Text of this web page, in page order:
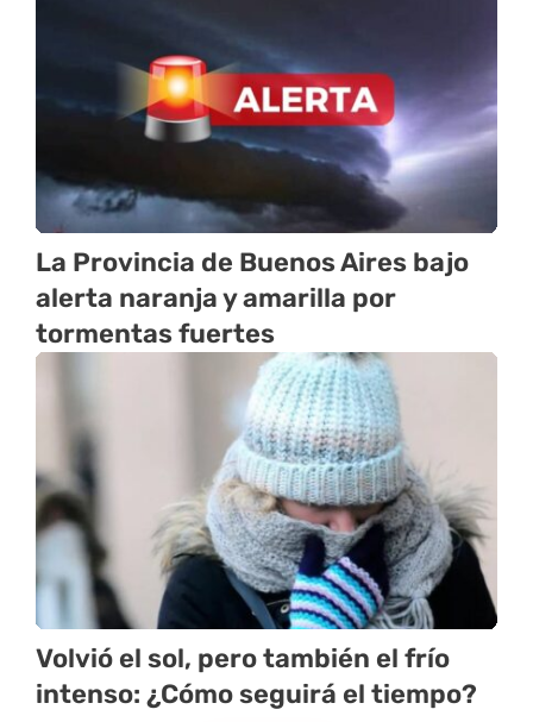
La Provincia de Buenos Aires bajo
alerta naranja y amarilla por
tormentas fuertes
Volvió el sol, pero también el frío
intenso: ¿Cómo seguirá el tiempo?